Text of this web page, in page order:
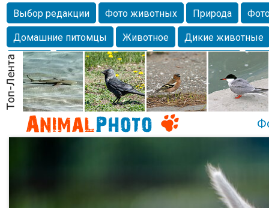
Выбор редакции Фото животных Природа
Домашние питомцы
Животное
Дикие животные
Собаки
Alexanderandronik Млекопитающие
Морда
Собачка Осень Портрет
Домашние
Насекомое
Коты Lebert Дикие птицы Утка